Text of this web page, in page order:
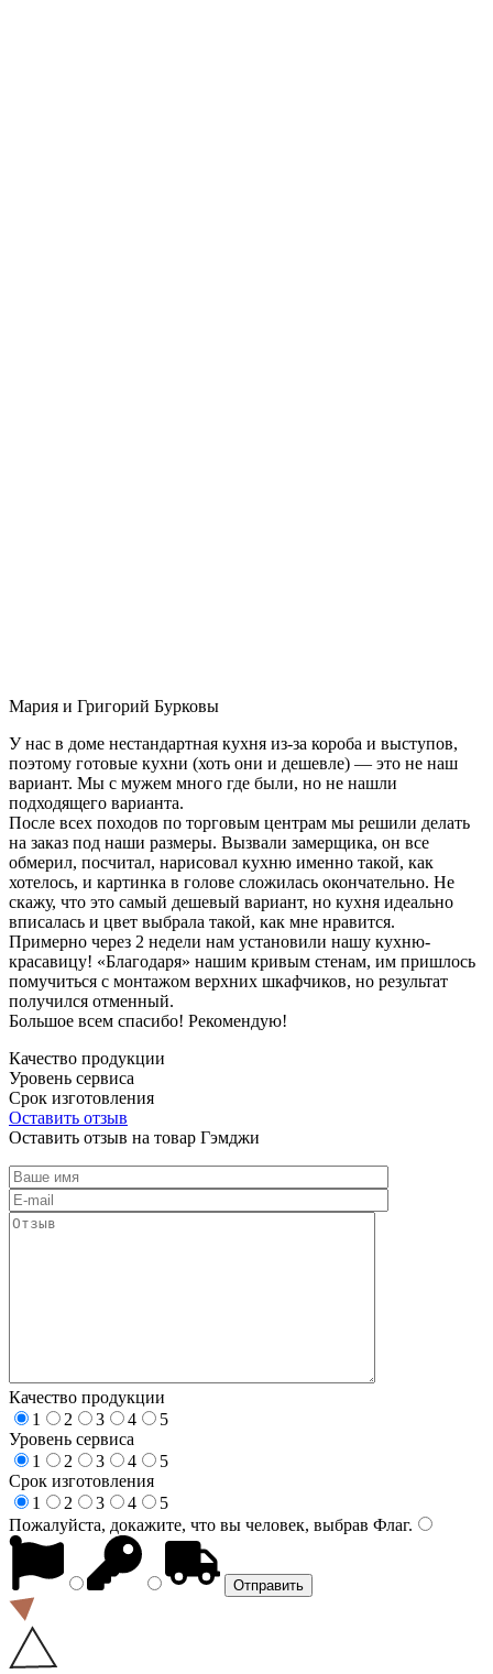
Мария и Григорий Бурковы
У нас в доме нестандартная кухня из-за короба и выступов,
поэтому готовые кухни (хоть они и дешевле) — это не наш
вариант. Мы с мужем много где были, но не нашли
подходящего варианта.
После всех походов по торговым центрам мы решили делать
на заказ под наши размеры. Вызвали замерщика, он все
обмерил, посчитал, нарисовал кухню именно такой, как
хотелось, и картинка в голове сложилась окончательно. Не
скажу, что это самый дешевый вариант, но кухня идеально
вписалась и цвет выбрала такой, как мне нравится.
Примерно через 2 недели нам установили нашу кухню-
красавицу! «Благодаря» нашим кривым стенам, им пришлось
помучиться с монтажом верхних шкафчиков, но результат
получился отменный.
Большое всем спасибо! Рекомендую!
Качество продукции
Уровень сервиса
Срок изготовления
Оставить отзыв
Оставить отзыв на товар Гэмджи
Качество продукции
1
2 3 4
5
Уровень сервиса
1
2 3 4
5
Срок изготовления
1
2 3 4
5
Пожалуйста, докажите, что вы человек, выбрав Флаг.